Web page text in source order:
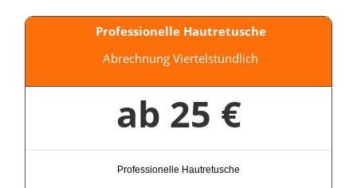
Professionelle Hautretusche
Abrechnung Viertelstündlich
ab 25 €
Professionelle Hautretusche